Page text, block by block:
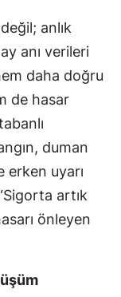
anlık
anı verileri
daha doğru
de hasar
duman
erken uyarı
artık
önleyen